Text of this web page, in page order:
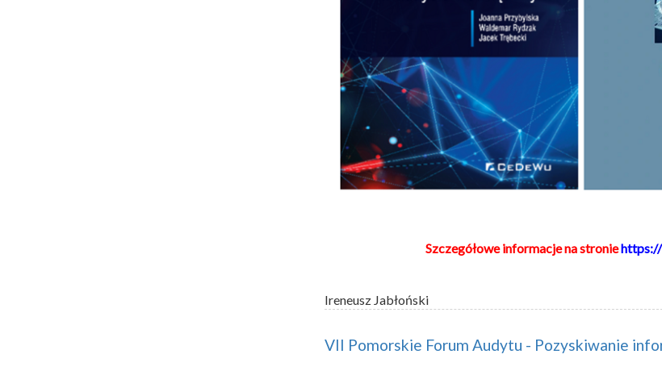
Szczegółowe informacje na stronie
Ireneusz Jabłoński
VII Pomorskie Forum Audytu - Pozyskiwanie